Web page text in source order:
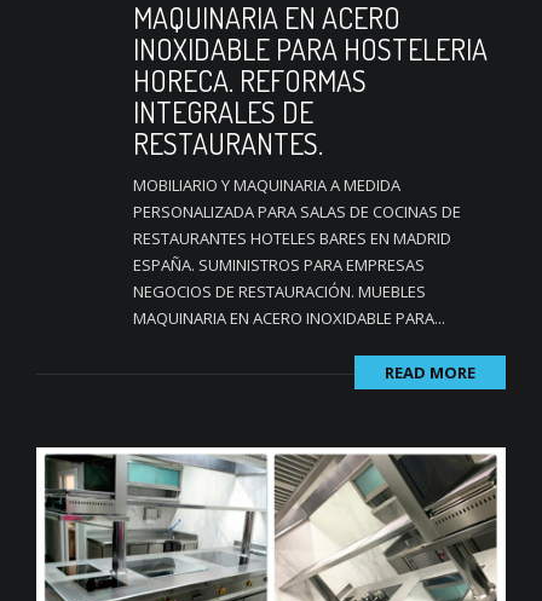
MAQUINARIA EN ACERO
INOXIDABLE PARA HOSTELERIA
HORECA. REFORMAS
INTEGRALES DE
RESTAURANTES.
MOBILIARIO Y MAQUINARIA A MEDIDA
PERSONALIZADA PARA SALAS DE COCINAS DE
RESTAURANTES HOTELES BARES EN MADRID
ESPAÑA. SUMINISTROS PARA EMPRESAS
NEGOCIOS DE RESTAURACIÓN. MUEBLES
MAQUINARIA EN ACERO INOXIDABLE PARA...
READ MORE